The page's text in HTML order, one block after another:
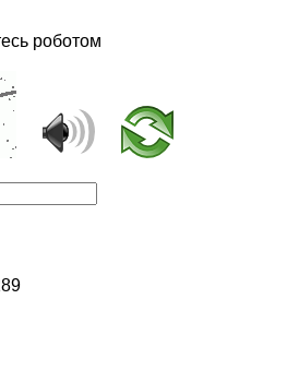
роботом